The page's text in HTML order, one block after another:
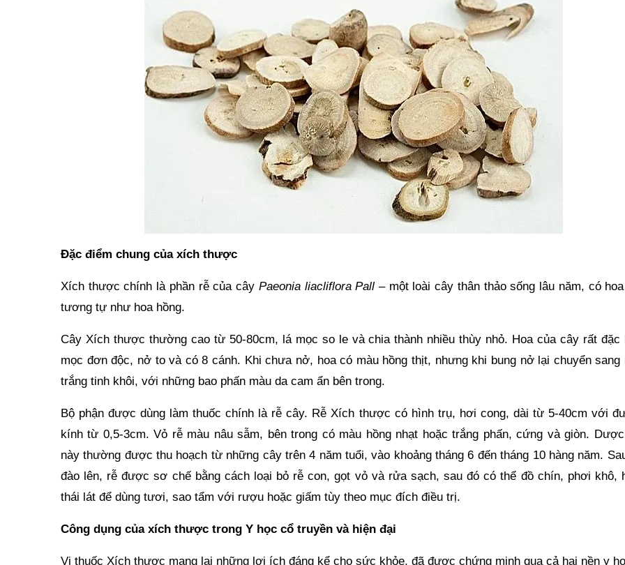
Đặc điểm chung của xích thược
Xích thược chính là phần rễ của cây Paeonia liacliflora Pall – một loài cây thân thảo sống lâu năm, có
tương tự như hoa hồng.
Cây Xích thược thường cao từ 50-80cm, lá mọc so le và chia thành nhiều thùy nhỏ. Hoa của cây rất đặc
mọc đơn độc, nở to và có 8 cánh. Khi chưa nở, hoa có màu hồng thịt, nhưng khi bung nở lại chuyển sang
trắng tinh khôi, với những bao phấn màu da cam ẩn bên trong.
Bộ phận được dùng làm thuốc chính là rễ cây. Rễ Xích thược có hình trụ, hơi cong, dài từ 5-40cm với
kính từ 0,5-3cm. Vỏ rễ màu nâu sẫm, bên trong có màu hồng nhạt hoặc trắng phấn, cứng và giòn.
này thường được thu hoạch từ những cây trên 4 năm tuổi, vào khoảng tháng 6 đến tháng 10 hàng năm.
đào lên, rễ được sơ chế bằng cách loại bỏ rễ con, gọt vỏ và rửa sạch, sau đó có thể đồ chín, phơi khô,
thái lát để dùng tươi, sao tẩm với rượu hoặc giấm tùy theo mục đích điều trị.
Công dụng của xích thược trong Y học cổ truyền và hiện đại
Vị thuốc Xích thược mang lại những lợi ích đáng kể cho sức khỏe, đã được chứng minh qua cả hai nền y